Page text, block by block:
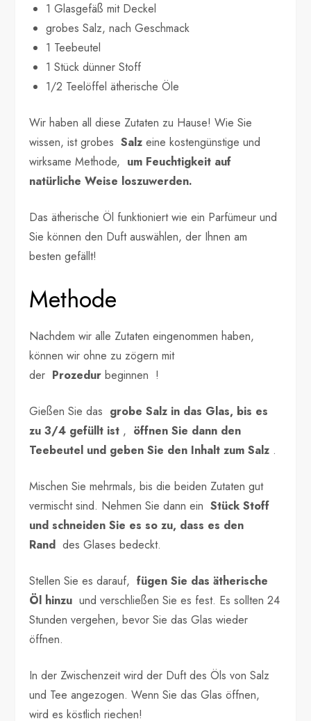
1 Glasgefäß mit Deckel
grobes Salz, nach Geschmack
1 Teebeutel
1 Stück dünner Stoff
1/2 Teelöffel ätherische Öle
Wir haben all diese Zutaten zu Hause! Wie Sie
wissen, ist grobesSalz eine kostengünstige und
wirksame Methode, um Feuchtigkeit auf
natürliche Weise loszuwerden.
Das ätherische Öl funktioniert wie ein Parfümeur und
Sie können den Duft auswählen, der Ihnen am
besten gefällt!
Methode
Nachdem wir alle Zutaten eingenommen haben,
können wir ohne zu zögern mit
der Prozedur beginnen !
Gießen Sie das grobe Salz in das Glas, bis es
zu 3/4 gefüllt ist , öffnen Sie dann den
Teebeutel und geben Sie den Inhalt zum Salz .
Mischen Sie mehrmals, bis die beiden Zutaten gut
vermischt sind. Nehmen Sie dann einStück Stoff
und schneiden Sie es so zu, dass es den
Rand des Glases bedeckt.
Stellen Sie es darauf,fügen Sie das ätherische
Öl hinzu und verschließen Sie es fest. Es sollten 24
Stunden vergehen, bevor Sie das Glas wieder
öffnen.
In der Zwischenzeit wird der Duft des Öls von Salz
und Tee angezogen. Wenn Sie das Glas öffnen,
wird es köstlich riechen!